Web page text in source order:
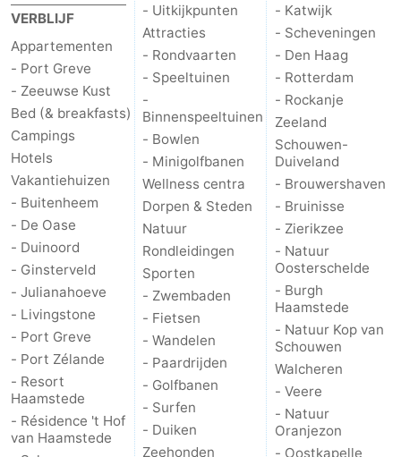
Holland
-
Leiden
Bollenstreek
Natuur
Hollands
Duin
-
Noordwijk
-
Katwijk
Scheveningen
Den
Haag
Rotterdam
-
Rockanje
Zeeland
Schouwen-
VERBLIJF
Appartementen
- Port Greve
- Zeeuwse Kust
Bed (& breakfasts)
Campings
Hotels
Vakantiehuizen
- Buitenheem
- De Oase
- Duinoord
- Ginsterveld
- Julianahoeve
- Livingstone
- Port Greve
- Port Zélande
- Resort
Haamstede
- Résidence 't Hof
van Haamstede
- Uitkijkpunten
Attracties
- Rondvaarten
- Speeltuinen
-
Binnenspeeltuinen
- Bowlen
- Minigolfbanen
Wellness centra
Dorpen & Steden
Natuur
Rondleidingen
Sporten
- Zwembaden
- Fietsen
- Wandelen
- Paardrijden
- Golfbanen
- Surfen
- Duiken
Zeehonden
- Katwijk
- Scheveningen
- Den Haag
- Rotterdam
- Rockanje
Zeeland
Schouwen-
Duiveland
- Brouwershaven
- Bruinisse
- Zierikzee
- Natuur
Oosterschelde
- Burgh
Haamstede
- Natuur Kop van
Schouwen
Walcheren
- Veere
- Natuur
Oranjezon
- Oostkapelle